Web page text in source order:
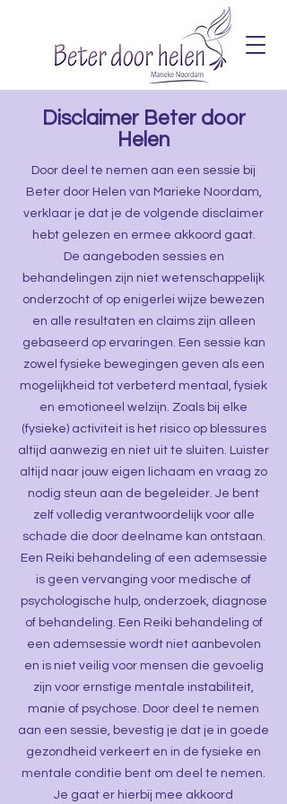
Disclaimer Beter door
Helen
Door deel te nemen aan een sessie bij
Beter door Helen van Marieke Noordam,
verklaar je dat je de volgende disclaimer
hebt gelezen en ermee akkoord gaat.
De aangeboden sessies en
behandelingen zijn niet wetenschappelijk
onderzocht of op enigerlei wijze bewezen
en alle resultaten en claims zijn alleen
gebaseerd op ervaringen. Een sessie kan
zowel fysieke bewegingen geven als een
mogelijkheid tot verbeterd mentaal, fysiek
en emotioneel welzijn. Zoals bij elke
(fysieke) activiteit is het risico op blessures
altijd aanwezig en niet uit te sluiten. Luister
altijd naar jouw eigen lichaam en vraag zo
nodig steun aan de begeleider. Je bent
zelf volledig verantwoordelijk voor alle
schade die door deelname kan ontstaan.
Een Reiki behandeling of een ademsessie
is geen vervanging voor medische of
psychologische hulp, onderzoek, diagnose
of behandeling. Een Reiki behandeling of
een ademsessie wordt niet aanbevolen
en is niet veilig voor mensen die gevoelig
zijn voor ernstige mentale instabiliteit,
manie of psychose. Door deel te nemen
aan een sessie, bevestig je dat je in goede
gezondheid verkeert en in de fysieke en
mentale conditie bent om deel te nemen.
Je gaat er hierbij mee akkoord